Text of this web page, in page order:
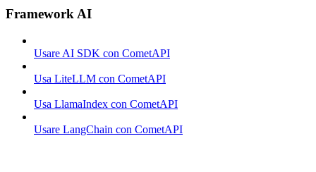
Framework AI
Usare AI SDK con CometAPI
Usa LiteLLM con CometAPI
Usa LlamaIndex con CometAPI
Usare LangChain con CometAPI